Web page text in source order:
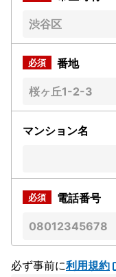
番地
マンション名
電話番号
必ず事前に利用規約